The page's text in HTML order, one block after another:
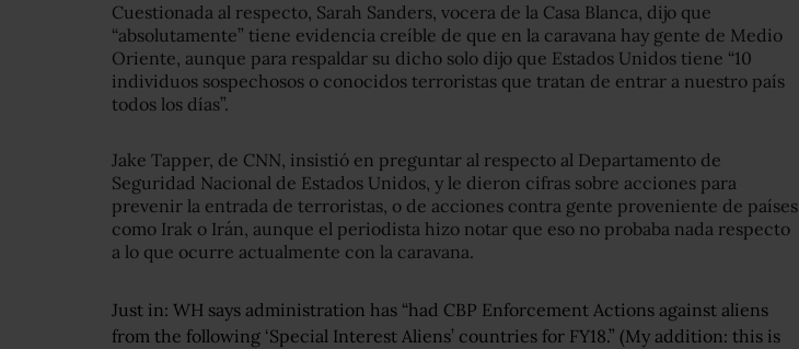
Cuestionada al respecto, Sarah Sanders, vocera de la Casa Blanca, dijo que
“absolutamente” tiene evidencia creíble de que en la caravana hay gente de Medio
Oriente, aunque para respaldar su dicho solo dijo que Estados Unidos tiene “10
individuos sospechosos o conocidos terroristas que tratan de entrar a nuestro país
todos los días”.
Jake Tapper, de CNN, insistió en preguntar al respecto al Departamento de
Seguridad Nacional de Estados Unidos, y le dieron cifras sobre acciones para
prevenir la entrada de terroristas, o de acciones contra gente proveniente de países
como Irak o Irán, aunque el periodista hizo notar que eso no probaba nada respecto
a lo que ocurre actualmente con la caravana.
Just in: WH says administration has “had CBP Enforcement Actions against aliens
from the following ‘Special Interest Aliens’ countries for FY18.” (My addition: this is